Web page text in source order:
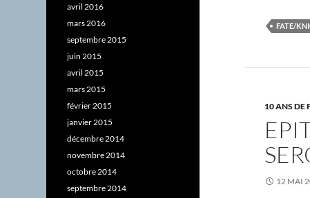
FATE/
10 ANS DE
12 MAI
avril 2016
mars 2016
septembre 2015
juin 2015
avril 2015
mars 2015
février 2015
janvier 2015
décembre 2014
novembre 2014
octobre 2014
septembre 2014